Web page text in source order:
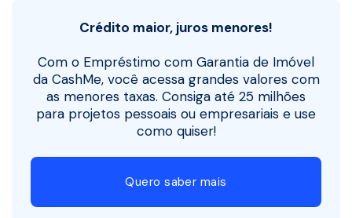
Crédito maior, juros menores!
Com o Empréstimo com Garantia de Imóvel
da CashMe, você acessa grandes valores com
as menores taxas. Consiga até 25 milhões
para projetos pessoais ou empresariais e use
como quiser!
Quero saber mais